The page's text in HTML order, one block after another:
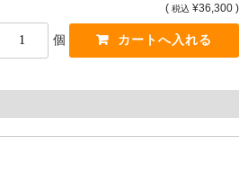
( 税込 ¥36,300 )
個